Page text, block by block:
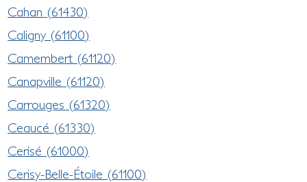
Cahan (61430)
Caligny (61100)
Camembert (61120)
Canapville (61120)
Carrouges (61320)
Ceaucé (61330)
Cerisé (61000)
Cerisy-Belle-Étoile (61100)